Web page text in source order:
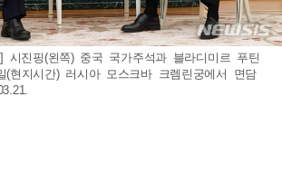
시진핑(왼쪽) 중국 국가주석과 블라디미르 푸틴
(현지시간) 러시아 모스크바 크렘린궁에서 면담